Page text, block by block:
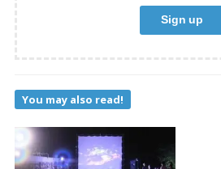
You may also read!